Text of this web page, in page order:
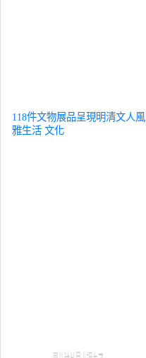
118件文物展品呈現明清文人風
雅生活 文化